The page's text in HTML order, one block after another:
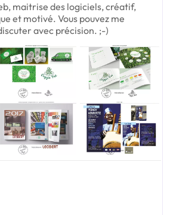
maitrise des logiciels, créatif,
et motivé. Vous pouvez me
avec précision. ;-)